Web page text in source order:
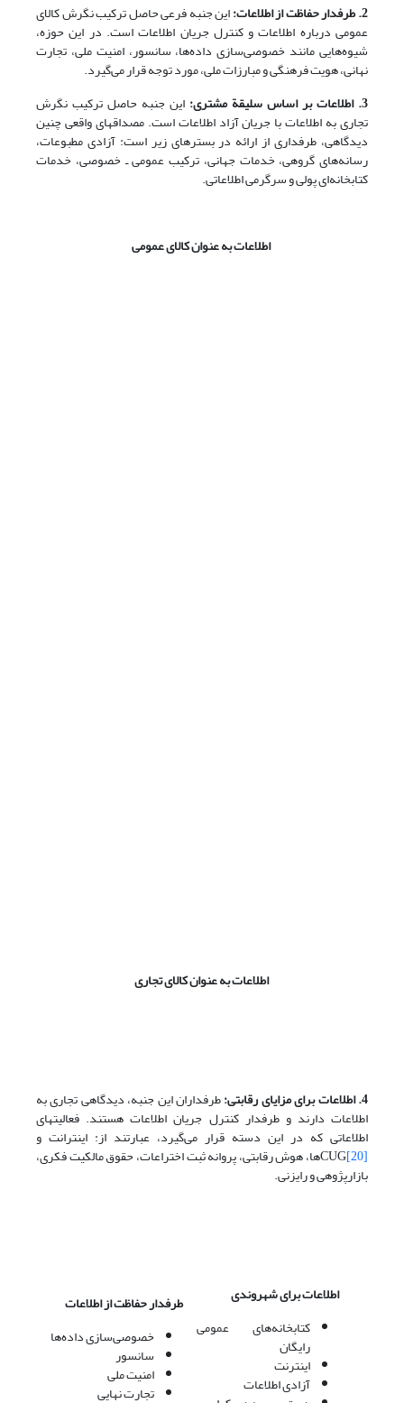
2. طرفدار حفاظت از اطلاعات:
این جنبه فرعی حاصل ترکیب نگرش کالای
عمومی درباره اطلاعات و کنترل جریان اطلاعات است. در این حوزه،
شیوه‌هایی مانند خصوصی‌سازی داده‌ها، سانسور، امنیت ملی، تجارت
نهانی، هویت فرهنگی و مبارزات ملی، مورد توجه قرار می‌گیرد.
3. اطلاعات بر اساس سلیقة مشتری:
این جنبه حاصل ترکیب نگرش
تجاری به اطلاعات با جریان آزاد اطلاعات است. مصداقهای واقعی چنین
دیدگاهی، طرفداری از ارائه در بسترهای زیر است: آزادی مطبوعات،
رسانه‌های گروهی، خدمات جهانی، ترکیب عمومی ـ خصوصی، خدمات
کتابخانه‌ای پولی و سرگرمی اطلاعاتی.
اطلاعات به عنوان کالای عمومی
اطلاعات به عنوان کالای تجاری
4. اطلاعات برای مزایای رقابتی: طرفداران این جنبه، دیدگاهی تجاری به
اطلاعات دارند و طرفدار کنترل جریان اطلاعات هستند. فعالیتهای
اطلاعاتی که در این دسته قرار می‌گیرد، عبارتند از: اینترانت و
CUG[20] ها، هوش رقابتی، پروانه ثبت اختراعات، حقوق مالکیت فکری،
بازارپژوهی و رایزنی.
اطلاعات برای شهروندی
کتابخانه‌های عمومی
رایگان
اینترنت
آزادی اطلاعات
طرفدار حفاظت از اطلاعات
خصوصی‌سازی داده‌ها
سانسور
امنیت ملی
تجارت نهایی